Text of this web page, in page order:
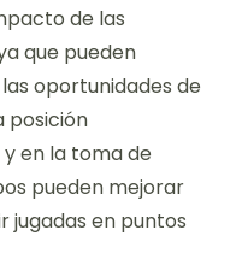
de las
que pueden
oportunidades de
posición
en la toma de
pueden mejorar
jugadas en puntos